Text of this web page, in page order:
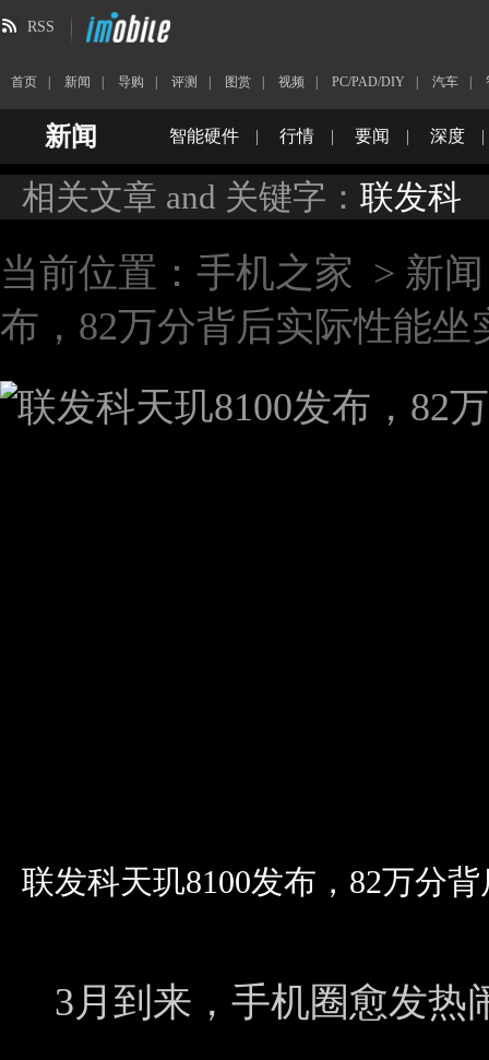
RSS
首页 新闻 导购 评测 图赏 视频 PC/PAD/DIY 汽车
新闻 智能硬件 | 行情 | 要闻 | 深度 |
相关文章 and 关键字： 联发科
当前位置： 手机之家 > 新闻
布，82万分背后实际性能坐
联发科天玑8100发布，82万分
3月到来，手机圈愈发热